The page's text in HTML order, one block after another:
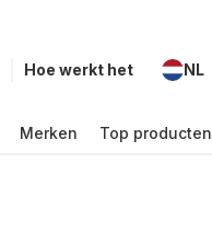
Hoe werkt het NL
Merken Top producten